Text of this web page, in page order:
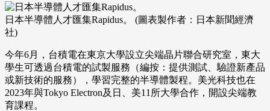
日本半導體人才匯集Rapidus。 (圖表製作者：日本新聞經濟
社)
今年6月，台積電在東京大學設立尖端晶片聯合研究室，東大
學生可透過台積電的試製服務（編按：提供測試、驗證新產品
或新技術的服務），學習完整的半導體製程。美光科技也在
2023年與Tokyo Electron及日、美11所大學合作，開設尖端教
育課程。